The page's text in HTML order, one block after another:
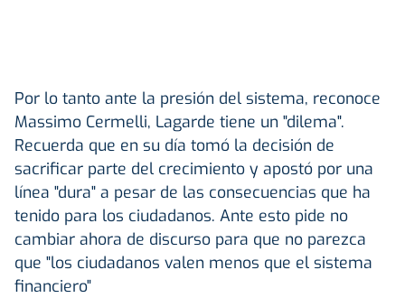
Por lo tanto ante la presión del sistema, reconoce
Massimo Cermelli, Lagarde tiene un "dilema".
Recuerda que en su día tomó la decisión de
sacrificar parte del crecimiento y apostó por una
línea "dura" a pesar de las consecuencias que ha
tenido para los ciudadanos. Ante esto pide no
cambiar ahora de discurso para que no parezca
que "los ciudadanos valen menos que el sistema
financiero"